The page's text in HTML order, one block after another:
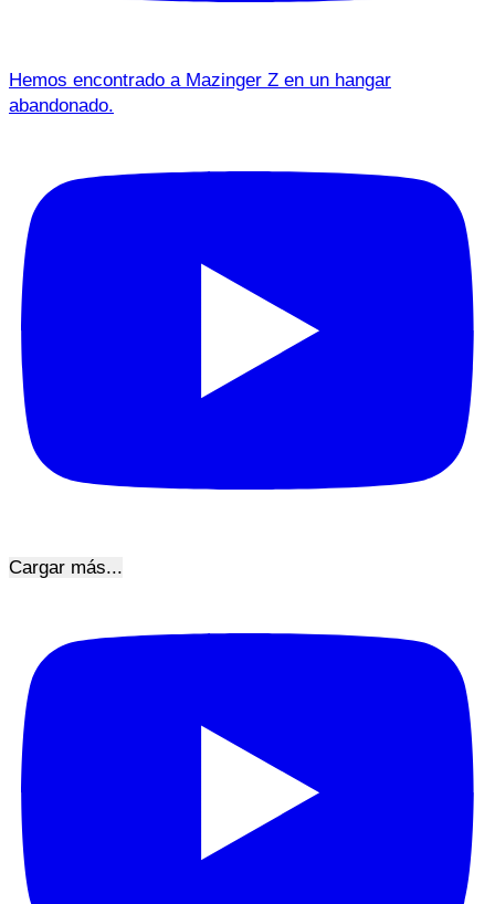
Hemos encontrado a Mazinger Z en un hangar
abandonado.
Cargar más...